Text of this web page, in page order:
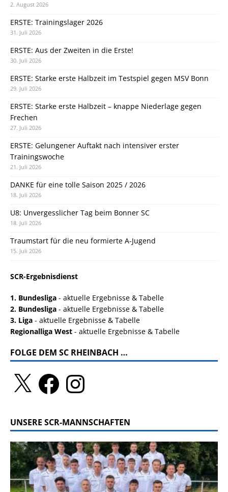
2. August 2026
ERSTE: Trainingslager 2026
31. Juli 2026
ERSTE: Aus der Zweiten in die Erste!
30. Juli 2026
ERSTE: Starke erste Halbzeit im Testspiel gegen MSV Bonn
29. Juli 2026
ERSTE: Starke erste Halbzeit – knappe Niederlage gegen
Frechen
27. Juli 2026
ERSTE: Gelungener Auftakt nach intensiver erster
Trainingswoche
21. Juli 2026
DANKE für eine tolle Saison 2025 / 2026
18. Juli 2026
U8: Unvergesslicher Tag beim Bonner SC
18. Juli 2026
Traumstart für die neu formierte A-Jugend
15. Juli 2026
SCR-Ergebnisdienst
1. Bundesliga - aktuelle Ergebnisse & Tabelle
2. Bundesliga - aktuelle Ergebnisse & Tabelle
3. Liga - aktuelle Ergebnisse & Tabelle
Regionalliga West - aktuelle Ergebnisse & Tabelle
FOLGE DEM SC RHEINBACH …
UNSERE SCR-MANNSCHAFTEN